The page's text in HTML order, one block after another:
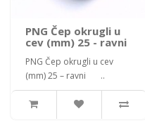
PNG Čep okrugli u
cev (mm) 25 - ravni
PNG Čep okrugli u cev
(mm) 25 – ravni ..